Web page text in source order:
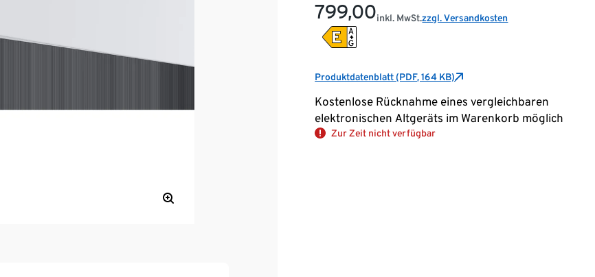
799,00inkl. MwSt.zzgl. Versandkosten
Produktdatenblatt (PDF, 164 KB)
Kostenlose Rücknahme eines vergleichbaren
elektronischen Altgeräts im Warenkorb möglich
Zur Zeit nicht verfügbar